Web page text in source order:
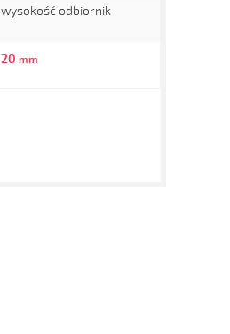
wysokość odbiornik
20 mm